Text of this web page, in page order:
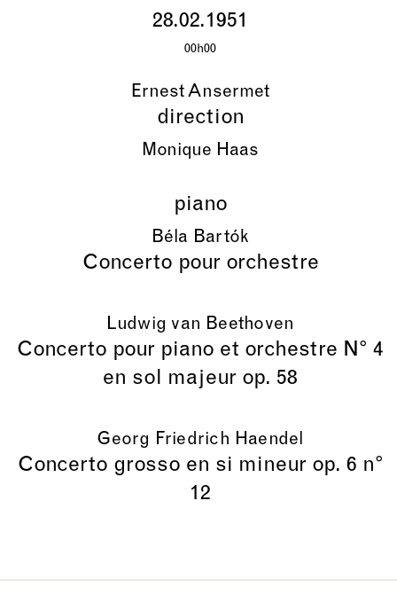
28.02.1951
00h00
Ernest Ansermet
direction
Monique Haas
piano
Béla Bartók
Concerto pour orchestre
Ludwig van Beethoven
Concerto pour piano et orchestre N° 4
en sol majeur op. 58
Georg Friedrich Haendel
Concerto grosso en si mineur op. 6 n°
12